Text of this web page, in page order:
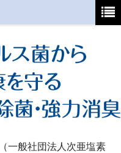
いて
問
一般社団法人次亜塩素